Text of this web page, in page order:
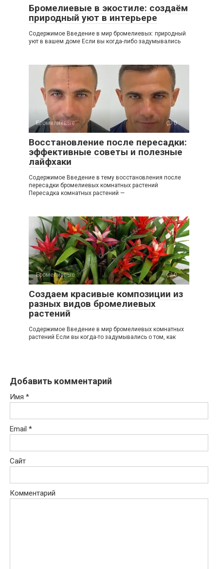
Бромелиевые в экостиле: создаём
природный уют в интерьере
Содержимое Введение в мир бромелиевых: природный
уют в вашем доме Если вы когда-либо задумывались
Бромелиевые 0
Восстановление после пересадки:
эффективные советы и полезные
лайфхаки
Содержимое Введение в тему восстановления после
пересадки бромелиевых комнатных растений
Пересадка комнатных растений —
Бромелиевые 0
Создаем красивые композиции из
разных видов бромелиевых
растений
Содержимое Введение в мир бромелиевых комнатных
растений Если вы когда-то задумывались о том, как
Добавить комментарий
Имя *
Email *
Сайт
Комментарий